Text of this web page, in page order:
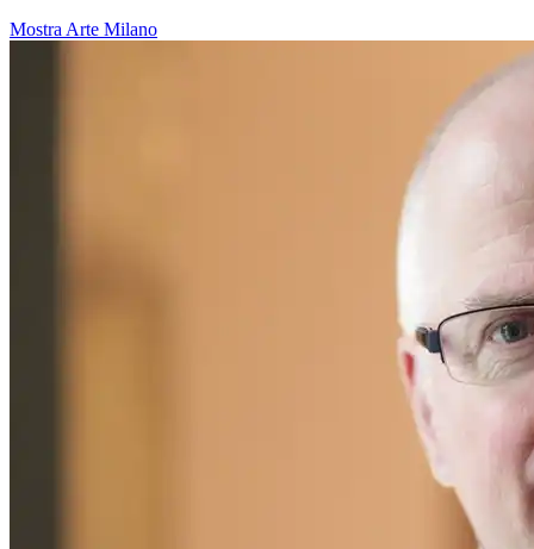
Mostra Arte Milano